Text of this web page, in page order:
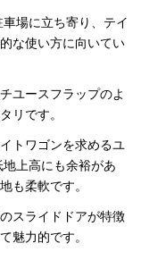
場に立ち寄り、テイ
な使い方に向いてい
ユースフラップのよ
リです。
トワゴンを求めるユ
上高にも余裕があ
も柔軟です。
スライドドアが特徴
魅力的です。